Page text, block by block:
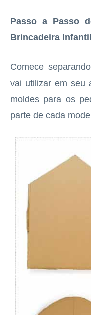
Passo a Passo
Brincadeira Infantil
Comece
vai utilizar em seu
moldes para os
parte de cada